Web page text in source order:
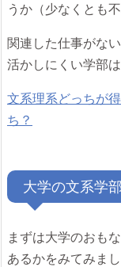
うか（少なくとも
関連した仕事がな
活かしにくい学部
文系理系どっちが
ち？
大学の文系学
まずは大学のおも
あるかをみてみまし